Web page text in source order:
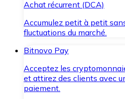
Achat récurrent (DCA)
Accumulez petit à petit
fluctuations du marché.
Bitnovo Pay
Acceptez les
et attirez des clients avec
paiement.